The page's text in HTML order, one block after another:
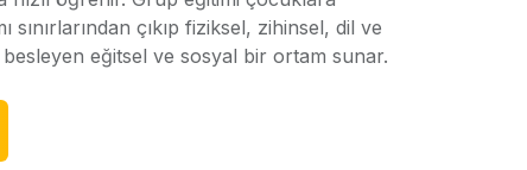
sınırlarından çıkıp fiziksel, zihinsel, dil ve
eğitsel ve sosyal bir ortam sunar.